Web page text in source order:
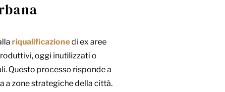
riqualificazionedi ex aree
oggi inutilizzati o
Questo processo risponde a
a zone strategiche della città.